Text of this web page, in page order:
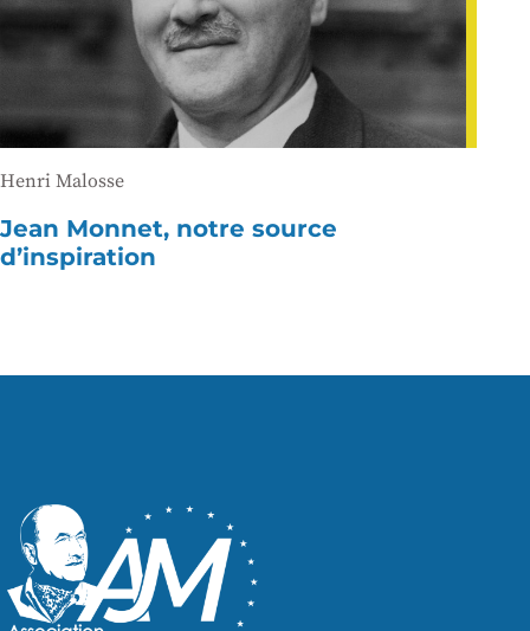
Henri Malosse
Jean Monnet, notre source
d’inspiration